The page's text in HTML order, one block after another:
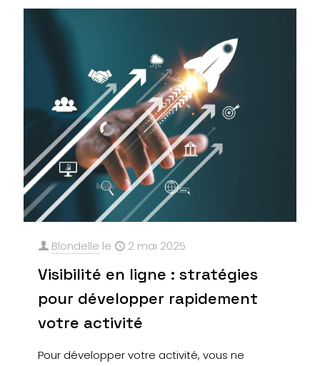
Blondelle le 2 mai 2025
Visibilité en ligne : stratégies
pour développer rapidement
votre activité
Pour développer votre activité, vous ne